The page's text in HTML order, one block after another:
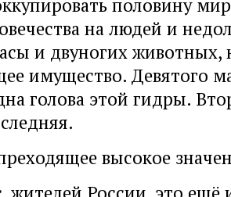
половину
на людей и
и двуногих животных,
имущество. Девятого
голова этой гидры.
высокое